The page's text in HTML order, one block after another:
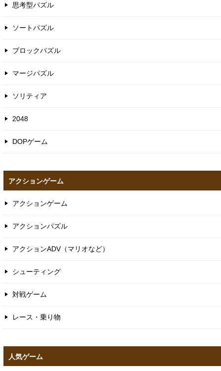
思考型パズル
ソートパズル
ブロックパズル
マージパズル
ソリティア
2048
DOPゲーム
アクションゲーム
アクションゲーム
アクションパズル
アクションADV（マリオなど）
シューティング
対戦ゲーム
レース・乗り物
人気ゲーム